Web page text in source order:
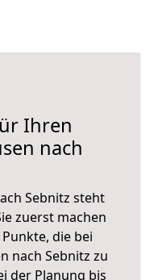
Ihren
nach
Sebnitz steht
zuerst machen
die bei
nach Sebnitz zu
der Planung bis